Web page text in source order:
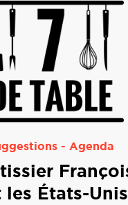
- Agenda
les États-